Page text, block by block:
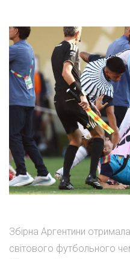
Збірна Аргентини
світового футбольного